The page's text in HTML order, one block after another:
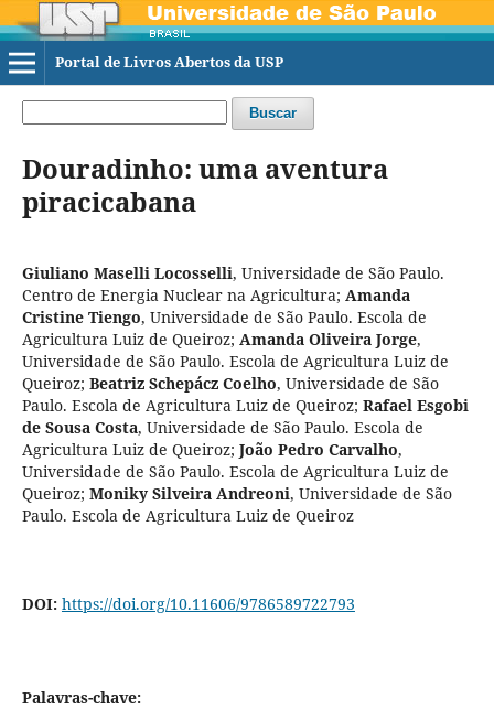
Portal de Livros Abertos da USP
Buscar
Douradinho: uma aventura
piracicabana
Giuliano Maselli Locosselli, Universidade de São Paulo.
Centro de Energia Nuclear na Agricultura; Amanda
Cristine Tiengo, Universidade de São Paulo. Escola de
Agricultura Luiz de Queiroz; Amanda Oliveira Jorge,
Universidade de São Paulo. Escola de Agricultura Luiz de
Queiroz; Beatriz Schepácz Coelho, Universidade de São
Paulo. Escola de Agricultura Luiz de Queiroz; Rafael Esgobi
de Sousa Costa, Universidade de São Paulo. Escola de
Agricultura Luiz de Queiroz; João Pedro Carvalho,
Universidade de São Paulo. Escola de Agricultura Luiz de
Queiroz; Moniky Silveira Andreoni, Universidade de São
Paulo. Escola de Agricultura Luiz de Queiroz
DOI: https://doi.org/10.11606/9786589722793
Palavras-chave: